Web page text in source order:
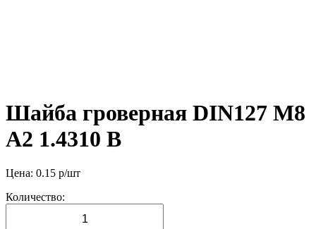
Шайба гроверная DIN127 М8
А2 1.4310 B
Цена: 0.15 р/шт
Количество: